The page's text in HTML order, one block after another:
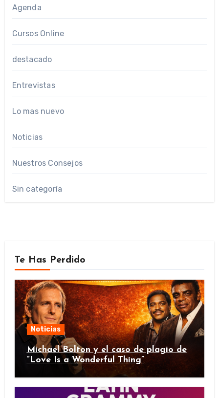
Agenda
Cursos Online
destacado
Entrevistas
Lo mas nuevo
Noticias
Nuestros Consejos
Sin categoría
Te Has Perdido
Noticias
Michael Bolton y el caso de plagio de
“Love Is a Wonderful Thing”